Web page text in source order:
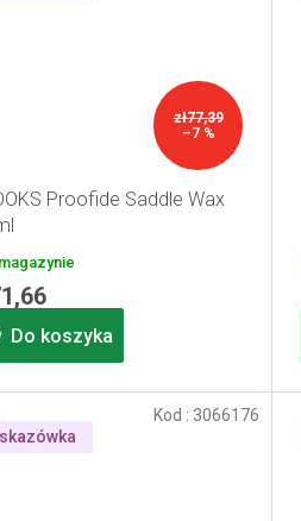
zł77,39
–7 %
Proofide Saddle Wax
Do koszyka
Kod : 3066176